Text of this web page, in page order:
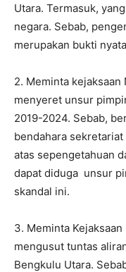
Utara. Termasuk,
negara. Sebab,
merupakan bukti
2. ⁠Meminta
menyeret unsur
2019-2024. Sebab,
bendahara
atas sepengetahuan
dapat diduga unsur
skandal ini.
3. ⁠Meminta
mengusut tuntas
Bengkulu Utara.